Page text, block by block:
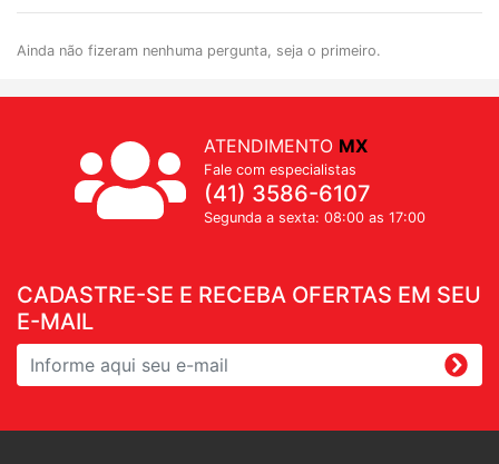
Ainda não fizeram nenhuma pergunta, seja o primeiro.
CADASTRE-SE E RECEBA OFERTAS EM SEU
E-MAIL
ATENDIMENTO MX
Fale com especialistas
(41) 3586-6107
Segunda a sexta: 08:00 as 17:00